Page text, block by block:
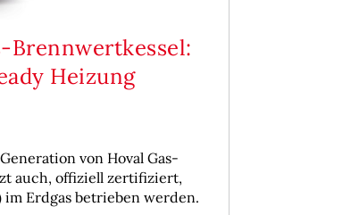
Brennwertkessel:
Heizung
von Hoval Gas-
auch, offiziell zertifiziert,
im Erdgas betrieben werden.